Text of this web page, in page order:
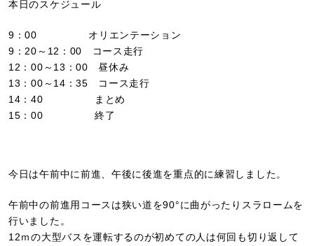
本日のスケジュール
9：00 オリエンテーション
9：20～12：00 コース走行
12：00～13：00 昼休み
13：00～14：35 コース走行
14：40 まとめ
15：00 終了
今日は午前中に前進、午後に後進を重点的に練習しました。
午前中の前進用コースは狭い道を90°に曲がったりスラロームを
行いました。
12ｍの大型バスを運転するのが初めての人は何回も切り返して